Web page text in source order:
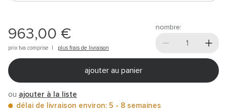
963,00 €
prix tva comprise | plus frais de livraison
nombre:
ajouter au panier
ou ajouter à la liste
délai de livraison environ: 5 - 8 semaines